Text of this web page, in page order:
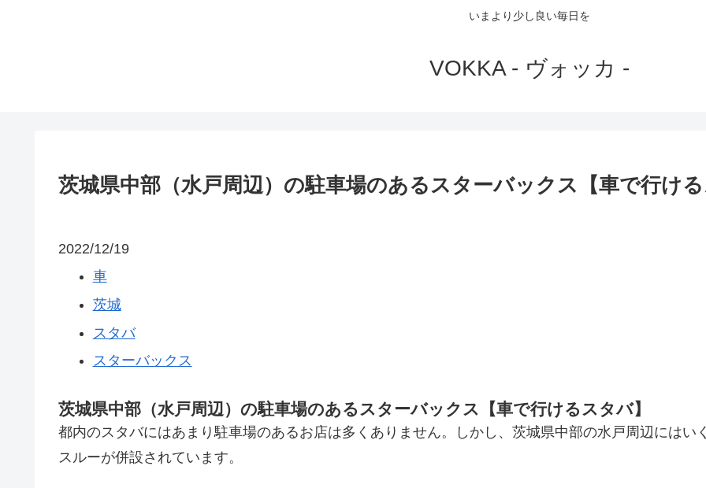
いまより少し良い毎日を
VOKKA - ヴォッカ -
茨城県中部（水戸周辺）の駐車場のあるスターバックス【車で行け
2022/12/19
車
茨城
スタバ
スターバックス
茨城県中部（水戸周辺）の駐車場のあるスターバックス【車で行けるスタバ】
都内のスタバにはあまり駐車場のあるお店は多くありません。しかし、茨城県中部の水戸周辺には
スルーが併設されています。